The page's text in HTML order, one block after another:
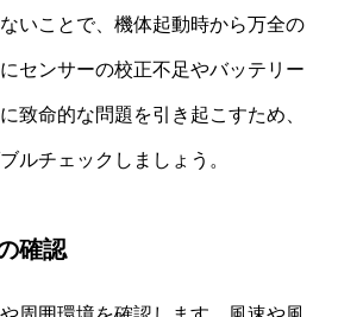
いことで、機体起動時から万全の
センサーの校正不足やバッテリー
致命的な問題を引き起こすため、
ルチェックしましょう。
確認